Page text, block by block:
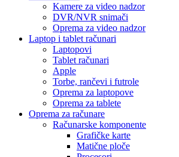
Kamere za video nadzor
DVR/NVR snimači
Oprema za video nadzor
Laptop i tablet računari
Laptopovi
Tablet računari
Apple
Torbe, rančevi i futrole
Oprema za laptopove
Oprema za tablete
Oprema za računare
Računarske komponente
Grafičke karte
Matične ploče